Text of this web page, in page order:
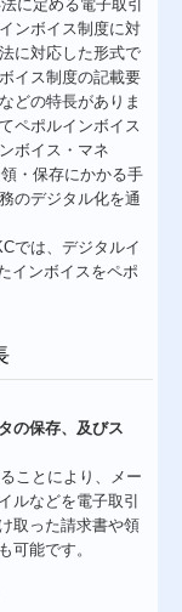
に定める電子取引
ンボイス制度に対
に対応した形式で
イス制度の記載要
どの特長がありま
ペポルインボイス
ボイス・マネ
・保存にかかる手
のデジタル化を通
では、デジタルイ
インボイスをペポ
の保存、及びス
ことにより、メー
ルなどを電子取引
取った請求書や領
可能です。